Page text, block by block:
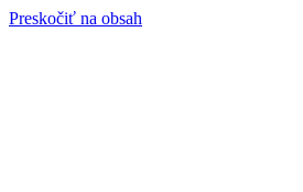
Preskočiť na obsah